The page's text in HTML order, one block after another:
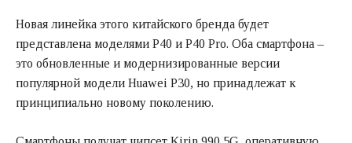
Новая линейка этого китайского бренда будет
представлена моделями Р40 и Р40 Pro. Оба смартфона –
это обновленные и модернизированные версии
популярной модели Huawei Р30, но принадлежат к
принципиально новому поколению.